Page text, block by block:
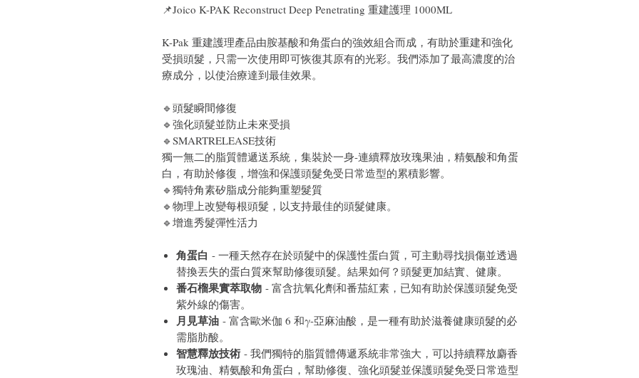
📌Joico K-PAK Reconstruct Deep Penetrating 重建護理 1000ML
K-Pak 重建護理產品由胺基酸和角蛋白的強效組合而成，有助於重建和強化
受損頭髮，只需一次使用即可恢復其原有的光彩。我們添加了最高濃度的治
療成分，以使治療達到最佳效果。
🔹頭髮瞬間修復
🔹強化頭髮並防止未來受損
🔹SMARTRELEASE技術
獨一無二的脂質體遞送系統，集裝於一身-連續釋放玫瑰果油，精氨酸和角蛋
白，有助於修復，增強和保護頭髮免受日常造型的累積影響。
🔹獨特角素矽脂成分能夠重塑髮質
🔹物理上改變每根頭髮，以支持最佳的頭髮健康。
🔹增進秀髮彈性活力
角蛋白 - 一種天然存在於頭髮中的保護性蛋白質，可主動尋找損傷並透過
替換丟失的蛋白質來幫助修復頭髮。結果如何？頭髮更加結實、健康。
番石榴果實萃取物 - 富含抗氧化劑和番茄紅素，已知有助於保護頭髮免受
紫外線的傷害。
月見草油 - 富含歐米伽 6 和γ-亞麻油酸，是一種有助於滋養健康頭髮的必
需脂肪酸。
智慧釋放技術 - 我們獨特的脂質體傳遞系統非常強大，可以持續釋放麝香
玫瑰油、精氨酸和角蛋白，幫助修復、強化頭髮並保護頭髮免受日常造型